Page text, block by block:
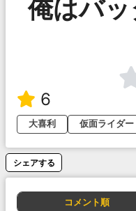
俺はバ
6
大喜利
仮面ライダー
シェアする
コメント順